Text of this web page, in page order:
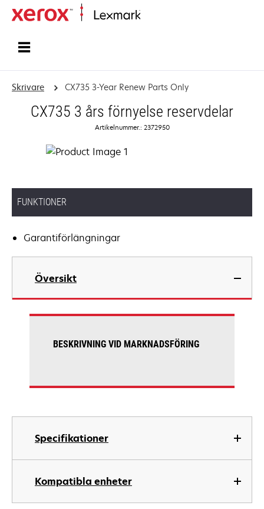
Skrivare CX735 3-Year Renew Parts Only
CX735 3 års förnyelse reservdelar
Artikelnummer.: 2372950
FUNKTIONER
Garantiförlängningar
Översikt
Specifikationer
Kompatibla enheter
BESKRIVNING VID MARKNADSFÖRING